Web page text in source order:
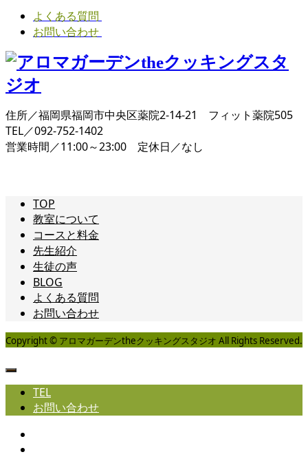
よくある質問
お問い合わせ
住所／福岡県福岡市中央区薬院2-14-21 フィット薬院505
TEL／092-752-1402
営業時間／11:00～23:00 定休日／なし
TOP
教室について
コースと料金
先生紹介
生徒の声
BLOG
よくある質問
お問い合わせ
Copyright © アロマガーデンtheクッキングスタジオ All Rights Reserved.
TEL
お問い合わせ